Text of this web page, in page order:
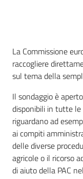
Novità
Leggi atti bandi
Piani programmi
progetti
Introduzione
La Commissione
raccogliere
sul tema della
Il sondaggio è aperto
disponibili in tutte le
riguardano ad
ai compiti
delle diverse
agricole o il ricorso
di aiuto della PAC